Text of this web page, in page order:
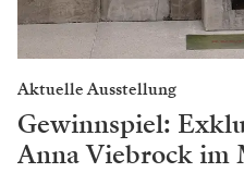
Aktuelle Ausstellung
Gewinnspiel:
Anna Viebrock im